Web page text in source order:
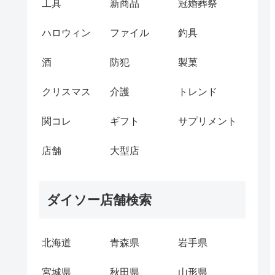
工具 新商品 冠婚葬祭
ハロウィン ファイル 釣具
酒 防犯 製菓
クリスマス 介護 トレンド
関コレ ギフト サプリメント
店舗 大型店
ダイソー店舗検索
北海道 青森県 岩手県
宮城県 秋田県 山形県